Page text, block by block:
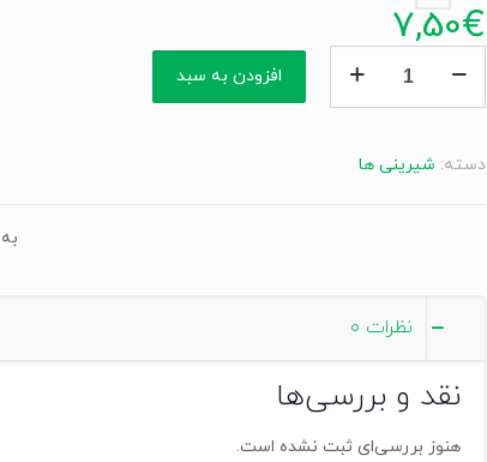
7,50€
افزودن به سبد
دسته: شیرینی ها
نظرات 0
نقد و بررسی‌ها
هنوز بررسی‌ای ثبت نشده است.